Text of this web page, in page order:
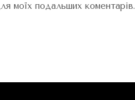
моїх подальших коментарів.